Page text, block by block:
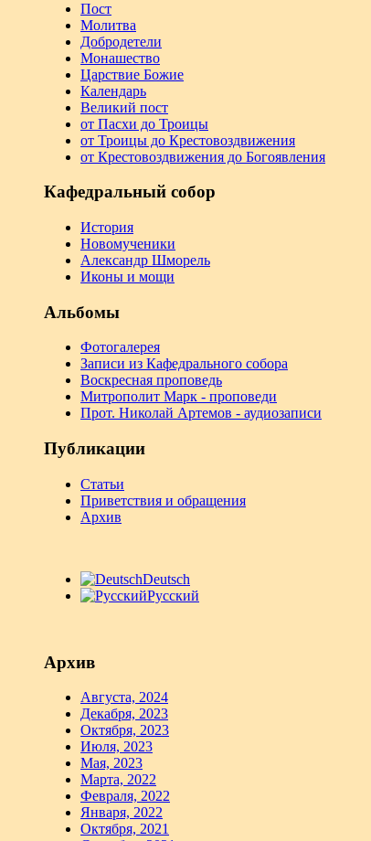
Пост
Молитва
Добродетели
Монашество
Царствие Божие
Календарь
Великий пост
от Пасхи до Троицы
от Троицы до Крестовоздвижения
от Крестовоздвижения до Богоявления
Кафедральный собор
История
Новомученики
Александр Шморель
Иконы и мощи
Альбомы
Фотогалерея
Записи из Кафедрального собора
Воскресная проповедь
Митрополит Марк - проповеди
Прот. Николай Артемов - аудиозаписи
Публикации
Статьи
Приветствия и обращения
Архив
Deutsch
Русский
Архив
Августа, 2024
Декабря, 2023
Октября, 2023
Июля, 2023
Мая, 2023
Марта, 2022
Февраля, 2022
Января, 2022
Октября, 2021